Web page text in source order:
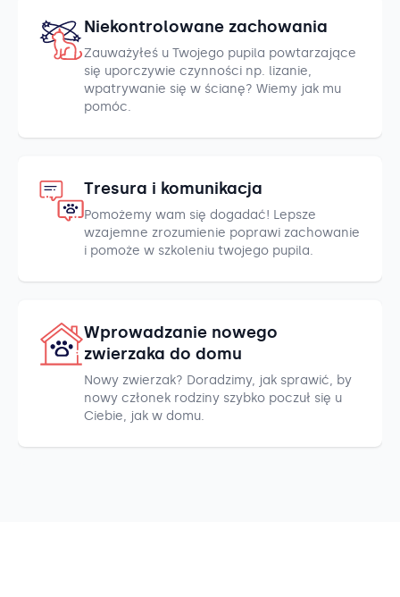
Niekontrolowane zachowania
Zauważyłeś u Twojego pupila powtarzające
się uporczywie czynności np. lizanie,
wpatrywanie się w ścianę? Wiemy jak mu
pomóc.
Tresura i komunikacja
Pomożemy wam się dogadać! Lepsze
wzajemne zrozumienie poprawi zachowanie
i pomoże w szkoleniu twojego pupila.
Wprowadzanie nowego
zwierzaka do domu
Nowy zwierzak? Doradzimy, jak sprawić, by
nowy członek rodziny szybko poczuł się u
Ciebie, jak w domu.